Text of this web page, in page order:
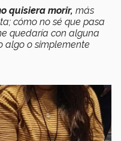
quisiera morir, más
cómo no sé que pasa
quedaría con alguna
algo o simplemente